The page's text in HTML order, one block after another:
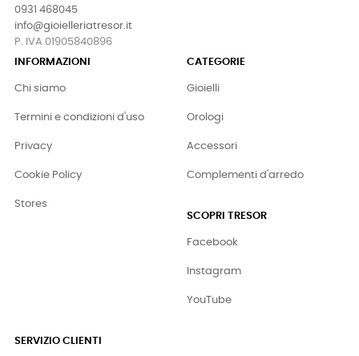
0931 468045
info@gioielleriatresor.it
P. IVA 01905840896
INFORMAZIONI
Chi siamo
Termini e condizioni d'uso
Privacy
Cookie Policy
Stores
CATEGORIE
Gioielli
Orologi
Accessori
Complementi d'arredo
SCOPRI TRESOR
Facebook
Instagram
YouTube
SERVIZIO CLIENTI